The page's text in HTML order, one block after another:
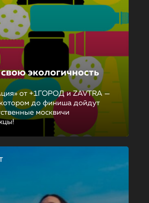
экологичность
от +1ГОРОД и ZAVTRA —
котором до финиша дойдут
москвичи